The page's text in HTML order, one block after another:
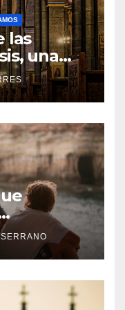
A
Y
C
O
M
N
T
A
R
I
O
S
las
una
futuro de
N
O
H
A
Y
N
O